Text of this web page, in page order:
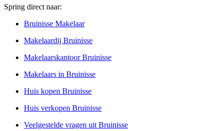
Spring direct naar:
Bruinisse Makelaar
Makelaardij Bruinisse
Makelaarskantoor Bruinisse
Makelaars in Bruinisse
Huis kopen Bruinisse
Huis verkopen Bruinisse
Veelgestelde vragen uit Bruinisse